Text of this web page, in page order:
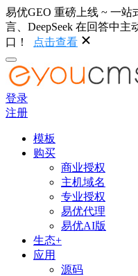
易优GEO 重磅上线 ~ 一站
言、DeepSeek 在回答中
口！
点击查看
登录
注册
模板
购买
商业授权
主机域名
专业授权
易优代理
易优AI版
生态+
应用
源码